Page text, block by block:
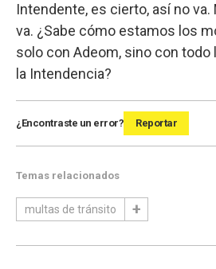
Intendente, es cierto, así no
va. ¿Sabe cómo estamos los
solo con Adeom, sino con todo
la Intendencia?
¿Encontraste un error? Reportar
Temas relacionados
multas de tránsito